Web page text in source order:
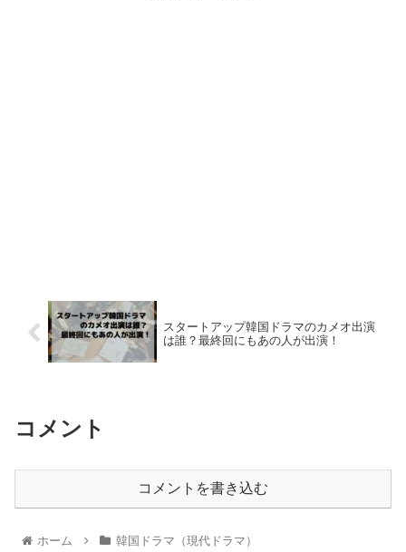
スタートアップ韓国ドラマのカメオ出演
は誰？最終回にもあの人が出演！
コメント
コメントを書き込む
ホーム 韓国ドラマ（現代ドラマ）